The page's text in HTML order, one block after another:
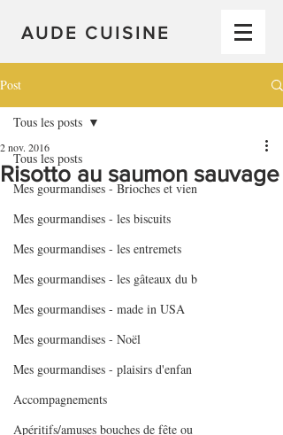
AUDE CUISINE
Post
Tous les posts
Mes gourmandises - Brioches et vien
Mes gourmandises - les biscuits
Mes gourmandises - les entremets
Mes gourmandises - les gâteaux du b
Mes gourmandises - made in USA
Mes gourmandises - Noël
Mes gourmandises - plaisirs d'enfan
Accompagnements
Apéritifs/amuses bouches de fête ou
Tous les posts
Risotto au saumon sauvage
2 nov. 2016